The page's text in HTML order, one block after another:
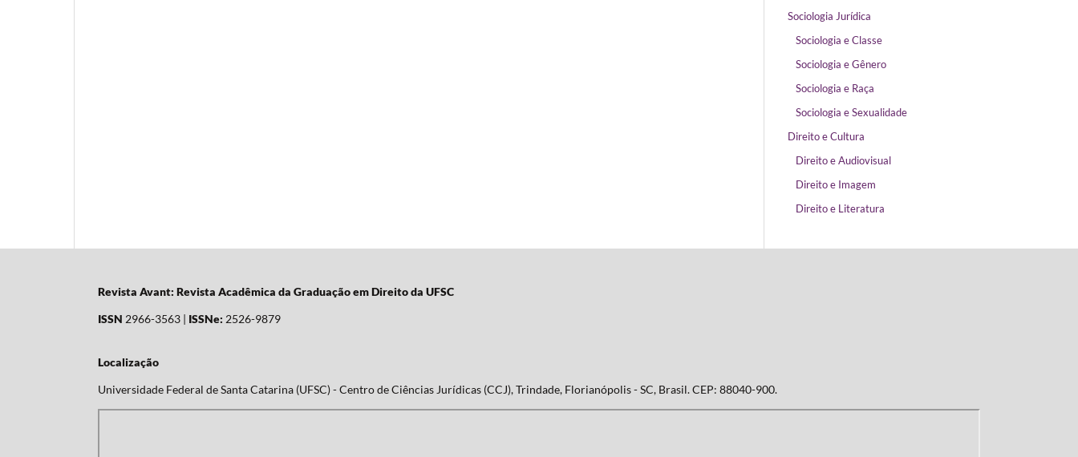
Sociologia Jurídica
Sociologia e Classe
Sociologia e Gênero
Sociologia e Raça
Sociologia e Sexualidade
Direito e Cultura
Direito e Audiovisual
Direito e Imagem
Direito e Literatura
Revista Avant: Revista Acadêmica da Graduação em Direito da UFSC
ISSN 2966-3563 | ISSNe: 2526-9879
Localização
Universidade Federal de Santa Catarina (UFSC) - Centro de Ciências Jurídicas (CCJ), Trindade, Florianópolis - SC, Brasil. CEP: 88040-900.